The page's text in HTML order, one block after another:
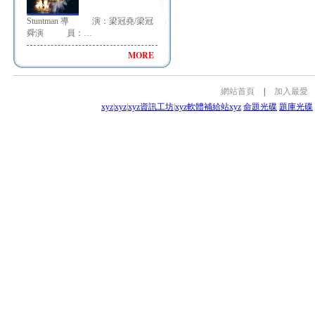
Stuntman 導 演：梁冠堯/梁冠
舜演 員：…
MORE
網站首頁
加入最愛
xyzxyzxyz資訊工坊xyz軟體補給站xyz 命題光碟 題庫光碟